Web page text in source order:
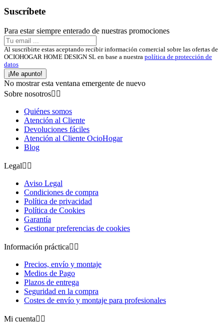
Suscríbete
Para estar siempre enterado de nuestras promociones
Al suscribirte estas aceptando recibir información comercial sobre las ofertas de
OCIOHOGAR HOME DESIGN SL en base a nuestra política de protección de
datos
¡Me apunto!
No mostrar esta ventana emergente de nuevo
Sobre nosotros 
Quiénes somos
Atención al Cliente
Devoluciones fáciles
Atención al Cliente OcioHogar
Blog
Legal 
Aviso Legal
Condiciones de compra
Política de privacidad
Política de Cookies
Garantía
Gestionar preferencias de cookies
Información práctica 
Precios, envío y montaje
Medios de Pago
Plazos de entrega
Seguridad en la compra
Costes de envío y montaje para profesionales
Mi cuenta 